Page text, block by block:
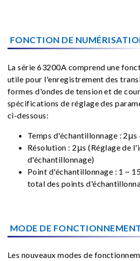
FONCTION DE
La série 63200A comprend une
utile pour l'enregistrement des
formes d'ondes de tension et de
spécifications de réglage des
ci-dessous:
Temps d'échantillonnage : 2μs
Résolution : 2μs (Réglage de
d'échantillonnage)
Point d'échantillonnage : 1 ~
total des points
MODE DE
Les nouveaux modes de